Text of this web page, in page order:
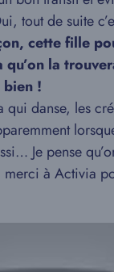
tout de suite
cette fille
qu’on la
bien !
qui danse, les
Je pense
à Activia